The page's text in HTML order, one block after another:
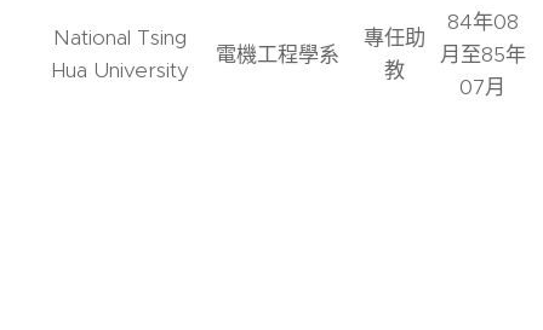
National Tsing
Hua University
電機工程學系
專任助
教
84年08
月至85年
07月